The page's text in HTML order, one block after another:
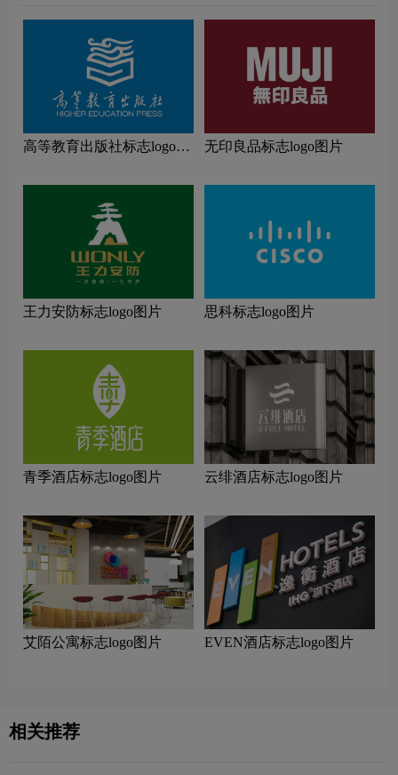
高等教育出版社标志logo图
无印良品标志logo图片
王力安防标志logo图片 思科标志logo图片
青季酒店标志logo图片 云绯酒店标志logo图片
艾陌公寓标志logo图片 EVEN酒店标志logo图片
相关推荐